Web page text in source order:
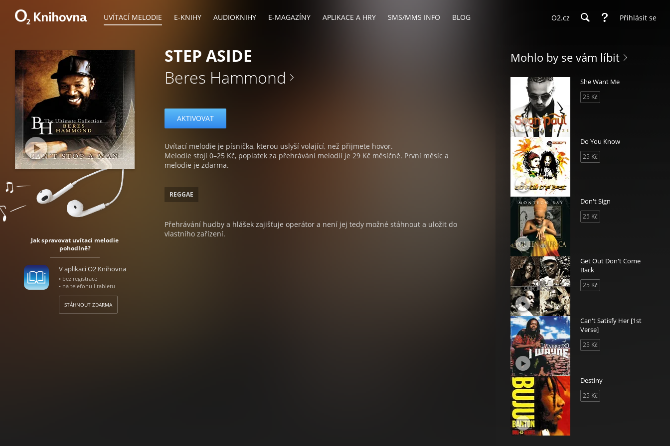
UVÍTACÍ MELODIE E-KNIHY AUDIOKNIHY E-MAGAZÍNY APLIKACE A HRY SMS/MMS INFO BLOG O2.cz Přihlásit se
Jak spravovat uvítaci melodie
pohodlně?
V aplikaci O2 Knihovna
• bez registrace
• na telefonu i tabletu
STÁHNOUT ZDARMA
STEP ASIDE
Beres Hammond
AKTIVOVAT
Uvítací melodie je písnička, kterou uslyší volající, než přijmete hovor.
Melodie stojí 0–25 Kč, poplatek za přehrávání melodií je 29 Kč měsíčně. První měsíc a
melodie je zdarma.
REGGAE
Přehrávání hudby a hlášek zajišťuje operátor a není jej tedy možné stáhnout a uložit do
vlastního zařízení.
Mohlo by se vám líbit
She Want Me
25 Kč
Do You Know
25 Kč
Don't Sign
25 Kč
Get Out Don't Come
Back
25 Kč
Can't Satisfy Her [1st
Verse]
25 Kč
Destiny
25 Kč